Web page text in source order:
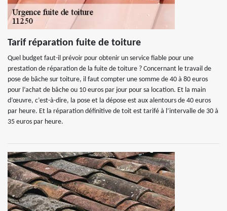
Tarif réparation fuite de toiture
Quel budget faut-il prévoir pour obtenir un service fiable pour une
prestation de réparation de la fuite de toiture ? Concernant le travail de
pose de bâche sur toiture, il faut compter une somme de 40 à 80 euros
pour l’achat de bâche ou 10 euros par jour pour sa location. Et la main
d’œuvre, c’est-à-dire, la pose et la dépose est aux alentours de 40 euros
par heure. Et la réparation définitive de toit est tarifé à l’intervalle de 30 à
35 euros par heure.